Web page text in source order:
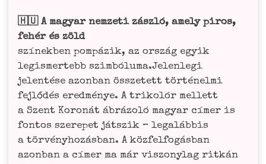
🇭🇺 A magyar nem­ze­ti zászló, ame­ly piros,
fehér és zöld
szí­nek­ben pompá­zik, az ország egy­ik
legis­mer­tebb szimbóluma.Jelenlegi
jelen­té­se azon­ban öss­ze­tett tör­té­nel­mi
fejlő­dés ered­mé­nye. A tri­kolór mel­lett
a Szent Koronát ábrá­zoló magyar címer is
fon­tos sze­re­pet játs­zik – legaláb­bis
a tör­vé­ny­ho­zás­ban. A köz­fel­fo­gás­ban
azon­ban a címer ma már vis­zo­nylag rit­kán